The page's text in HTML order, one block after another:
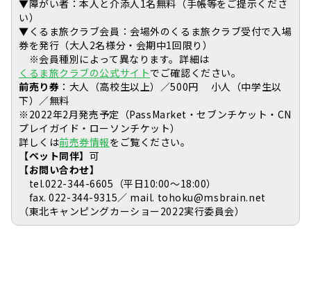
▼障がい者：本人と介添人1名無料（手帳等をご提示くださ
い）
▼くるま旅クラブ会員：会場外のくるま旅クラブ受付で入場
券を発行（大人2名様分・会期中1回限り）
※会員種別によって異なります。詳細は
くるま旅クラブの公式サイトでご確認ください。
前売り券 ：大人（高校生以上）／500円 小人（中学生以
下）／無料
※2022年2月発売予定（PassMarket・セブンチケット・CN
プレイガイド・ローソンチケット）
詳しくは前売券情報をご覧ください。
【ペット同伴】 可
【お問い合わせ】
tel.022-344-6605（平日10:00～18:00）
fax. 022-344-9315／ mail. tohoku@msbrain.net
（東北キャンピングカーショー2022実行委員会）